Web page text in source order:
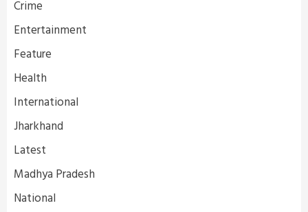
Crime
Entertainment
Feature
Health
International
Jharkhand
Latest
Madhya Pradesh
National